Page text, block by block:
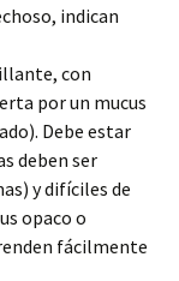
indican
con
por un mucus
Debe estar
deben ser
y difíciles de
opaco o
fácilmente